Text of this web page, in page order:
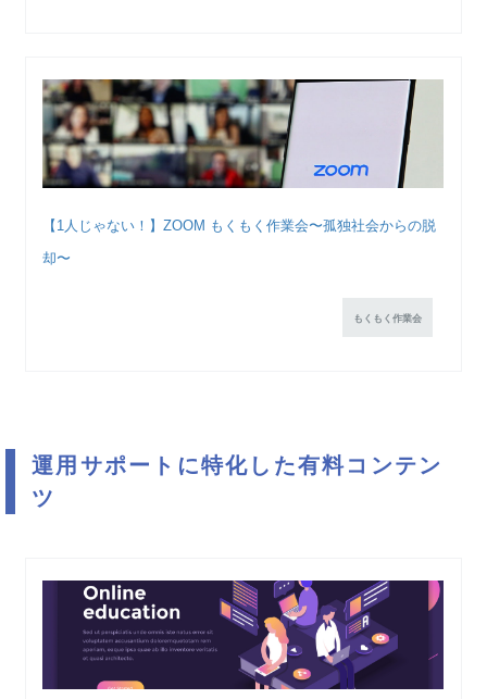
【1人じゃない！】ZOOM もくもく作業会〜孤独社会からの脱
却〜
もくもく作業会
運用サポートに特化した有料コンテン
ツ